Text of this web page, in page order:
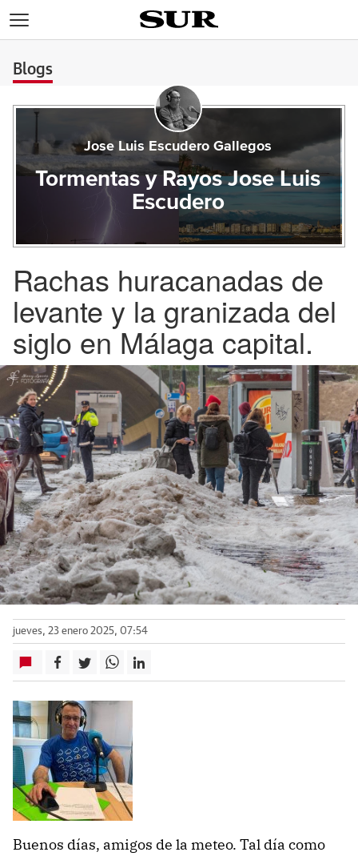
Blogs
Jose Luis Escudero Gallegos
Tormentas y Rayos Jose Luis
Escudero
Rachas huracanadas de
levante y la granizada del
siglo en Málaga capital.
jueves, 23 enero 2025, 07:54
Buenos días, amigos de la meteo. Tal día como